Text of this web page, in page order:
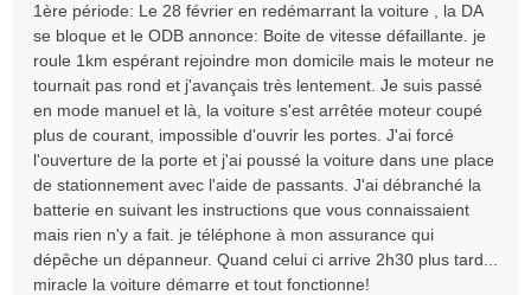
1ère période: Le 28 février en redémarrant la voiture , la DA
se bloque et le ODB annonce: Boite de vitesse défaillante. je
roule 1km espérant rejoindre mon domicile mais le moteur ne
tournait pas rond et j'avançais très lentement. Je suis passé
en mode manuel et là, la voiture s'est arrêtée moteur coupé
plus de courant, impossible d'ouvrir les portes. J'ai forcé
l'ouverture de la porte et j'ai poussé la voiture dans une place
de stationnement avec l'aide de passants. J'ai débranché la
batterie en suivant les instructions que vous connaissaient
mais rien n'y a fait. je téléphone à mon assurance qui
dépêche un dépanneur. Quand celui ci arrive 2h30 plus tard...
miracle la voiture démarre et tout fonctionne!